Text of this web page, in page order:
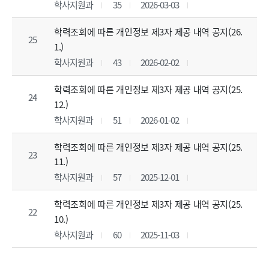
학사지원과
35 2026-03-03
25
학력조회에 따른 개인정보 제3자 제공 내역 공지(26.
1.)
학사지원과
43 2026-02-02
24
학력조회에 따른 개인정보 제3자 제공 내역 공지(25.
12.)
학사지원과
51 2026-01-02
23
학력조회에 따른 개인정보 제3자 제공 내역 공지(25.
11.)
학사지원과
57 2025-12-01
22
학력조회에 따른 개인정보 제3자 제공 내역 공지(25.
10.)
학사지원과
60 2025-11-03